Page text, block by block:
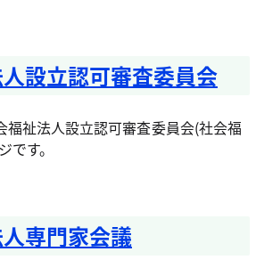
設立認可審査委員会
福祉法人設立認可審査委員会(社会福
す。
専門家会議